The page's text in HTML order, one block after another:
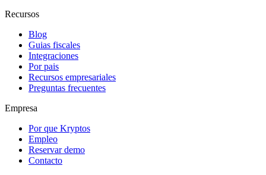
Recursos
Blog
Guias fiscales
Integraciones
Por pais
Recursos empresariales
Preguntas frecuentes
Empresa
Por que Kryptos
Empleo
Reservar demo
Contacto